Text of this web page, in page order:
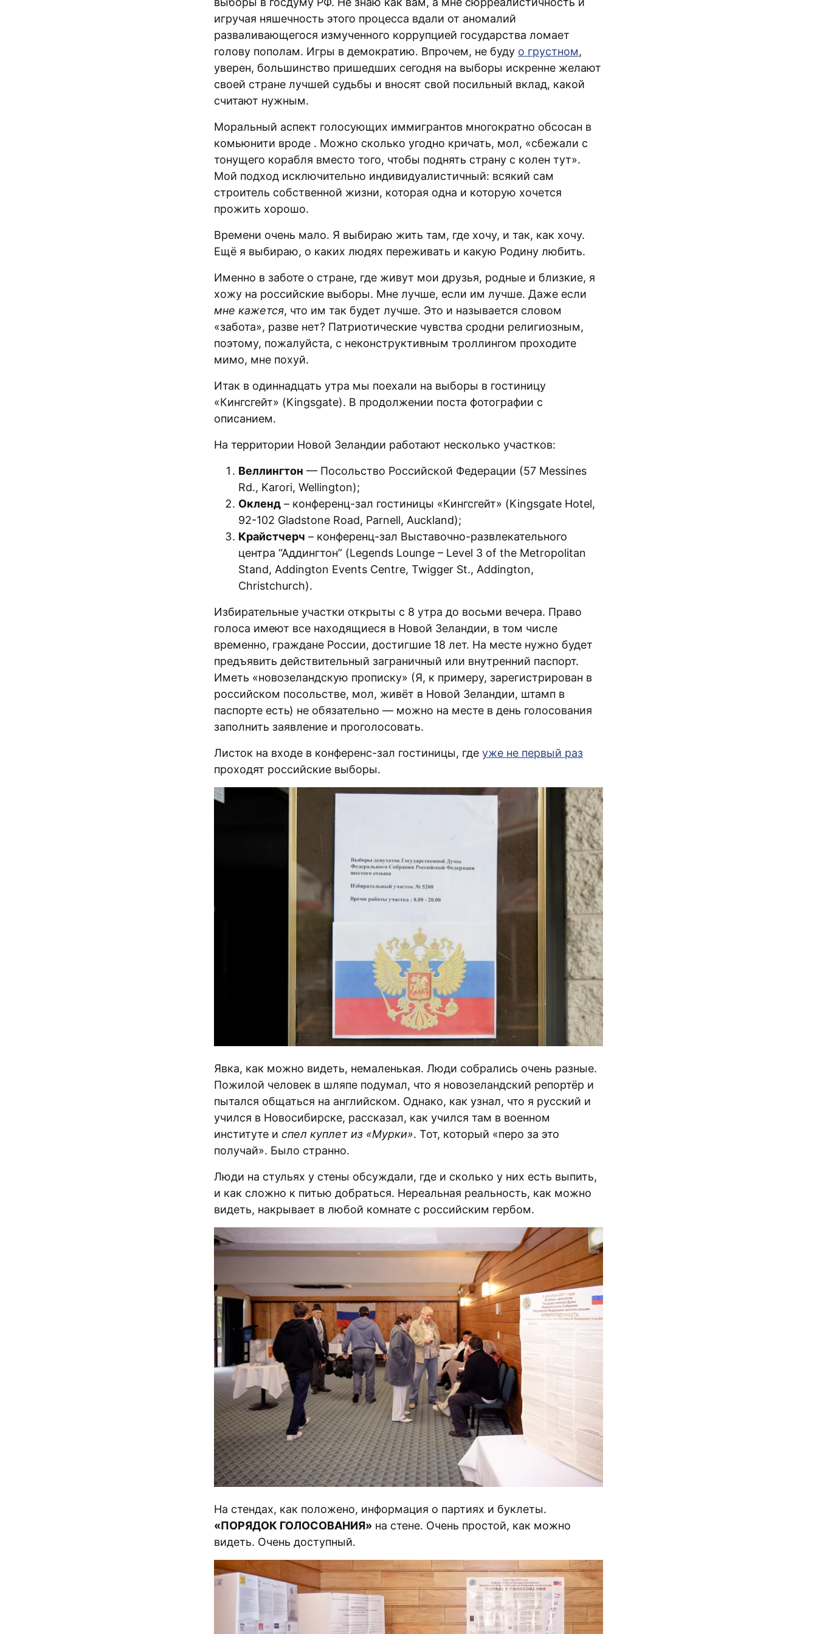
игручая няшечность этого процесса вдали от аномалий
разваливающегося измученного коррупцией государства ломает
голову пополам. Игры в демократию. Впрочем, не буду о грустном,
уверен, большинство пришедших сегодня на выборы искренне желают
своей стране лучшей судьбы и вносят свой посильный вклад, какой
считают нужным.
Моральный аспект голосующих иммигрантов многократно обсосан в
комьюнити вроде . Можно сколько угодно кричать, мол, «сбежали с
тонущего корабля вместо того, чтобы поднять страну с колен тут».
Мой подход исключительно индивидуалистичный: всякий сам
строитель собственной жизни, которая одна и которую хочется
прожить хорошо.
Времени очень мало. Я выбираю жить там, где хочу, и так, как хочу.
Ещё я выбираю, о каких людях переживать и какую Родину любить.
Именно в заботе о стране, где живут мои друзья, родные и близкие, я
хожу на российские выборы. Мне лучше, если им лучше. Даже если
мне кажется, что им так будет лучше. Это и называется словом
«забота», разве нет? Патриотические чувства сродни религиозным,
поэтому, пожалуйста, с неконструктивным троллингом проходите
мимо, мне похуй.
Итак в одиннадцать утра мы поехали на выборы в гостиницу
«Кингсгейт» (Kingsgate). В продолжении поста фотографии с
описанием.
На территории Новой Зеландии работают несколько участков:
Веллингтон — Посольство Российской Федерации (57 Messines
Rd., Karori, Wellington);
Окленд – конференц-зал гостиницы «Кингсгейт» (Kingsgate Hotel,
92-102 Gladstone Road, Parnell, Auckland);
Крайстчерч – конференц-зал Выставочно-развлекательного
центра “Аддингтон” (Legends Lounge – Level 3 of the Metropolitan
Stand, Addington Events Centre, Twigger St., Addington,
Christchurch).
Избирательные участки открыты с 8 утра до восьми вечера. Право
голоса имеют все находящиеся в Новой Зеландии, в том числе
временно, граждане России, достигшие 18 лет. На месте нужно будет
предъявить действительный заграничный или внутренний паспорт.
Иметь «новозеландскую прописку» (Я, к примеру, зарегистрирован в
российском посольстве, мол, живёт в Новой Зеландии, штамп в
паспорте есть) не обязательно — можно на месте в день голосования
заполнить заявление и проголосовать.
Листок на входе в конференс-зал гостиницы, где уже не первый раз
проходят российские выборы.
Явка, как можно видеть, немаленькая. Люди собрались очень разные.
Пожилой человек в шляпе подумал, что я новозеландский репортёр и
пытался общаться на английском. Однако, как узнал, что я русский и
учился в Новосибирске, рассказал, как учился там в военном
институте и спел куплет из «Мурки». Тот, который «перо за это
получай». Было странно.
Люди на стульях у стены обсуждали, где и сколько у них есть выпить,
и как сложно к питью добраться. Нереальная реальность, как можно
видеть, накрывает в любой комнате с российским гербом.
На стендах, как положено, информация о партиях и буклеты.
«ПОРЯДОК ГОЛОСОВАНИЯ» на стене. Очень простой, как можно
видеть. Очень доступный.